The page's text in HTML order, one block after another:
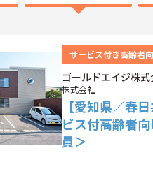
サービス付き高齢者
ゴールドエイジ株
株式会社
【愛知県／春
ビス付高齢者
員＞